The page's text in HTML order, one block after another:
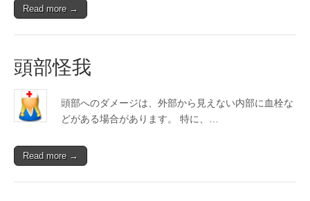
Read more →
頭部怪我
頭部へのダメージは、外部から見えない内部に血栓な
どがある場合があります。 特に、…
Read more →